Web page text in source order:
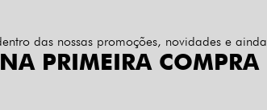
das nossas promoções, novidades e ainda
PRIMEIRA COMPRA